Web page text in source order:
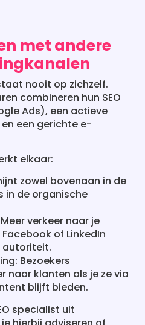
nooit op zichzelf.
combineren hun SEO
Ads), een actieve
een gerichte e-
elkaar:
de organische
verkeer naar je
of LinkedIn
autoriteit.
Bezoekers
klanten als je ze via
blijft bieden.
specialist uit
hierbij adviseren of
specialisten binnen